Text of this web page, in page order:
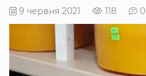
9 червня 2021 118 0